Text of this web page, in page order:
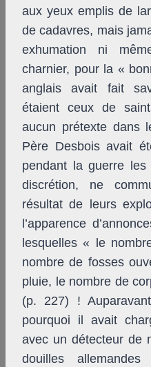
aux yeux emplis de
de cadavres, mais
exhumation ni
charnier, pour la «
anglais avait fait
étaient ceux de
aucun prétexte dans
Père Desbois avait
pendant la guerre les
discrétion, ne
résultat de leurs
l’apparence
lesquelles « le
nombre de fosses
pluie, le nombre de
(p. 227) !
pourquoi il avait
avec un détecteur de
douilles